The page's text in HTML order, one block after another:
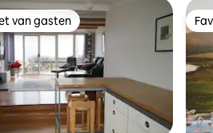
van gasten
van gasten